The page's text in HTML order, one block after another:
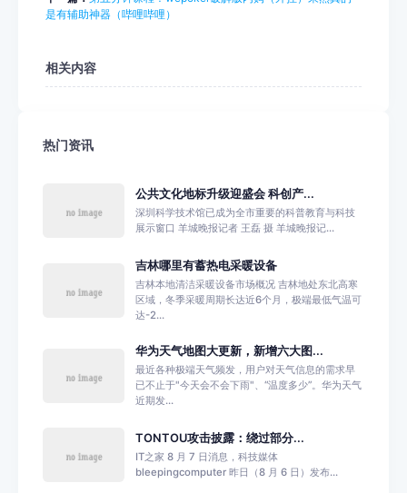
是有辅助神器（哔哩哔哩）
相关内容
热门资讯
公共文化地标升级迎盛会 科创产...
深圳科学技术馆已成为全市重要的科普教育与科技
展示窗口 羊城晚报记者 王磊 摄 羊城晚报记...
吉林哪里有蓄热电采暖设备
吉林本地清洁采暖设备市场概况 吉林地处东北高寒
区域，冬季采暖周期长达近6个月，极端最低气温可
达-2...
华为天气地图大更新，新增六大图...
最近各种极端天气频发，用户对天气信息的需求早
已不止于"今天会不会下雨"、“温度多少”。华为天气
近期发...
TONTOU攻击披露：绕过部分...
IT之家 8 月 7 日消息，科技媒体
bleepingcomputer 昨日（8 月 6 日）发布...